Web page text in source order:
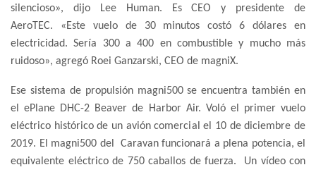
silencioso», dijo Lee Human. Es CEO y presidente de
AeroTEC. «Este vuelo de 30 minutos costó 6 dólares en
electricidad. Sería 300 a 400 en combustible y mucho más
ruidoso», agregó Roei Ganzarski, CEO de magniX.
Ese sistema de propulsión magni500 se encuentra también en
el ePlane DHC-2 Beaver de Harbor Air. Voló el primer vuelo
eléctrico histórico de un avión comercial el 10 de diciembre de
2019. El magni500 del Caravan funcionará a plena potencia, el
equivalente eléctrico de 750 caballos de fuerza. Un vídeo con